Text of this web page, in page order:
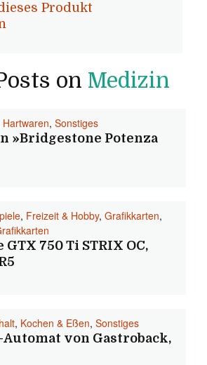
Produkt
on Medizin
Hartwaren, Sonstiges
»Bridgestone Potenza
, Freizeit & Hobby, Grafikkarten,
GTX 750 Ti STRIX OC,
, Kochen & Eßen, Sonstiges
von Gastroback,